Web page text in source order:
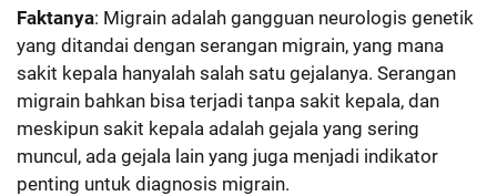
Faktanya: Migrain adalah gangguan neurologis genetik
yang ditandai dengan serangan migrain, yang mana
sakit kepala hanyalah salah satu gejalanya. Serangan
migrain bahkan bisa terjadi tanpa sakit kepala, dan
meskipun sakit kepala adalah gejala yang sering
muncul, ada gejala lain yang juga menjadi indikator
penting untuk diagnosis migrain.